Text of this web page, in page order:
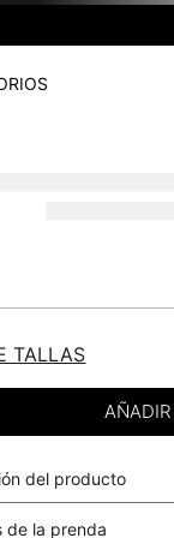
TALLAS
del producto
de la prenda